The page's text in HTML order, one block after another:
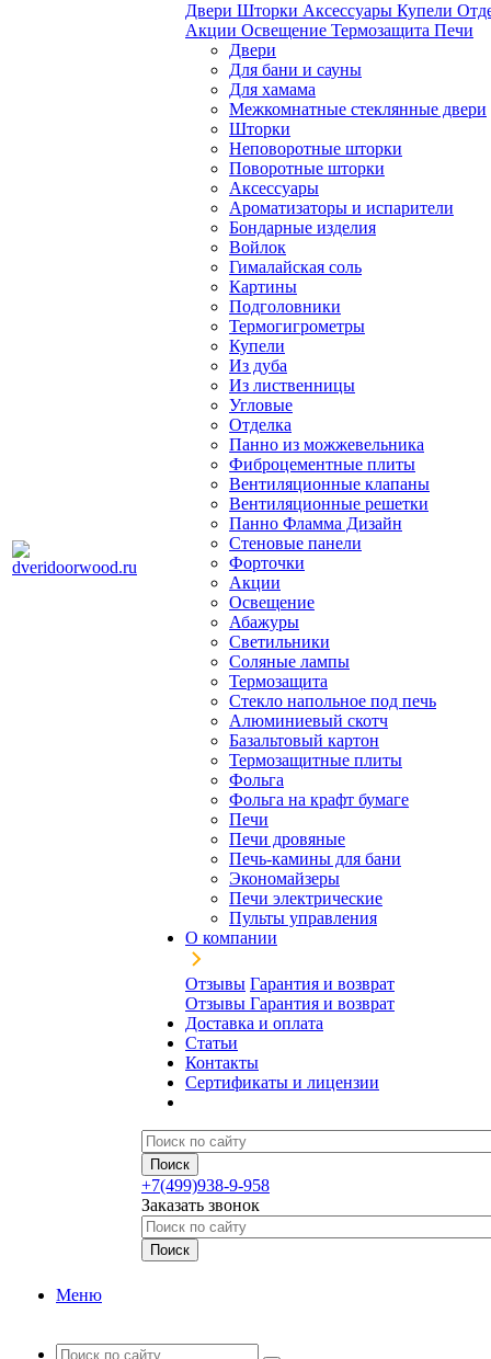
Двери Шторки Аксессуары Купели
Акции Освещение Термозащита Печи
Двери
Для бани и сауны
Для хамама
Межкомнатные стеклянные двери
Шторки
Неповоротные шторки
Поворотные шторки
Аксессуары
Ароматизаторы и испарители
Бондарные изделия
Войлок
Гималайская соль
Картины
Подголовники
Термогигрометры
Купели
Из дуба
Из лиственницы
Угловые
Отделка
Панно из можжевельника
Фиброцементные плиты
Вентиляционные клапаны
Вентиляционные решетки
Панно Фламма Дизайн
Стеновые панели
Форточки
Акции
Освещение
Абажуры
Светильники
Соляные лампы
Термозащита
Стекло напольное под печь
Алюминиевый скотч
Базальтовый картон
Термозащитные плиты
Фольга
Фольга на крафт бумаге
Печи
Печи дровяные
Печь-камины для бани
Экономайзеры
Печи электрические
Пульты управления
О компании
Отзывы Гарантия и возврат
Отзывы Гарантия и возврат
Доставка и оплата
Статьи
Контакты
Сертификаты и лицензии
+7(499)938-9-958
Заказать звонок
Меню